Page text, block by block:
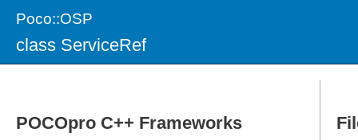
Poco::OSP
class ServiceRef